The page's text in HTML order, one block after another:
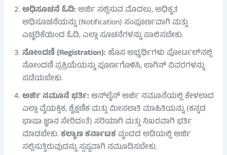
ಅಧಿಸೂಚನೆ ಓದಿ:ಅರ್ಜಿ ಸಲ್ಲಿಸುವ ಮೊದಲು, ಅಧಿಕೃತ
ಅಧಿಸೂಚನೆಯನ್ನು (Notification) ಸಂಪೂರ್ಣವಾಗಿ ಮತ್ತು
ಎಚ್ಚರಿಕೆಯಿಂದ ಓದಿ, ಎಲ್ಲಾ ಸೂಚನೆಗಳನ್ನು ಪಾಲಿಸಬೇಕು.
ನೋಂದಣಿ (Registration):ಹೊಸ ಅಭ್ಯರ್ಥಿಗಳು ಪೋರ್ಟಲ್‌ನಲ್ಲಿ
ನೋಂದಣಿ ಪ್ರಕ್ರಿಯೆಯನ್ನು ಪೂರ್ಣಗೊಳಿಸಿ, ಲಾಗಿನ್ ವಿವರಗಳನ್ನು
ಪಡೆಯಬೇಕು.
ಅರ್ಜಿ ನಮೂನೆ ಭರ್ತಿ:ಆನ್‌ಲೈನ್ ಅರ್ಜಿ ನಮೂನೆಯಲ್ಲಿ ಕೇಳಲಾದ
ಎಲ್ಲಾ ವೈಯಕ್ತಿಕ, ಶೈಕ್ಷಣಿಕ ಮತ್ತು ಮೀಸಲಾತಿ ಮಾಹಿತಿಯನ್ನು (ಕನ್ನಡ
ಭಾಷಾ ಜ್ಞಾನ ಸೇರಿದಂತೆ) ಸರಿಯಾಗಿ ಮತ್ತು ನಿಖರವಾಗಿ ಭರ್ತಿ
ಮಾಡಬೇಕು.ಕಲ್ಯಾಣ ಕರ್ನಾಟಕವೃಂದದ ಅಡಿಯಲ್ಲಿ ಅರ್ಜಿ
ಸಲ್ಲಿಸುತ್ತಿರುವುದನ್ನು ಸ್ಪಷ್ಟವಾಗಿ ನಮೂದಿಸಬೇಕು.